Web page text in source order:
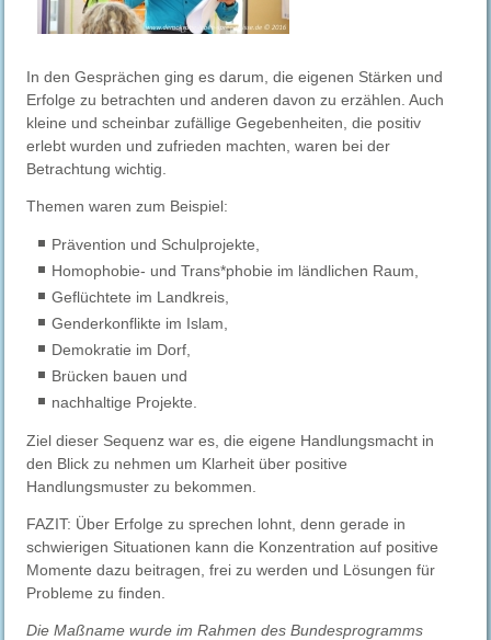
In den Gesprächen ging es darum, die eigenen Stärken und
Erfolge zu betrachten und anderen davon zu erzählen. Auch
kleine und scheinbar zufällige Gegebenheiten, die positiv
erlebt wurden und zufrieden machten, waren bei der
Betrachtung wichtig.
Themen waren zum Beispiel:
Prävention und Schulprojekte,
Homophobie- und Trans*phobie im ländlichen Raum,
Geflüchtete im Landkreis,
Genderkonflikte im Islam,
Demokratie im Dorf,
Brücken bauen und
nachhaltige Projekte.
Ziel dieser Sequenz war es, die eigene Handlungsmacht in
den Blick zu nehmen um Klarheit über positive
Handlungsmuster zu bekommen.
FAZIT: Über Erfolge zu sprechen lohnt, denn gerade in
schwierigen Situationen kann die Konzentration auf positive
Momente dazu beitragen, frei zu werden und Lösungen für
Probleme zu finden.
Die Maßname wurde im Rahmen des Bundesprogramms